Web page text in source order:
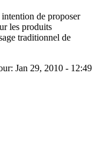
de proposer
les produits
traditionnel de
Jan 29, 2010 - 12:49